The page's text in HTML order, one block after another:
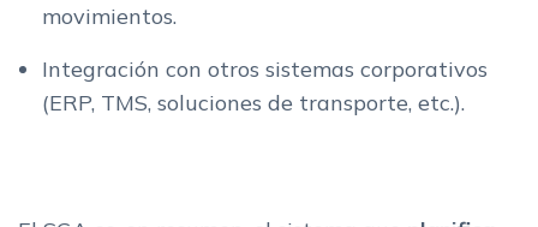
movimientos.
Integración con otros sistemas corporativos
(ERP, TMS, soluciones de transporte, etc.).